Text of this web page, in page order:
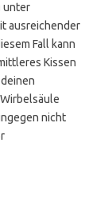
unter
ausreichender
Fall kann
Kissen
nicht